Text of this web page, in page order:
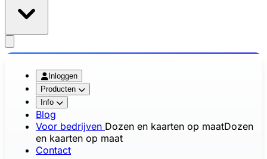
Inloggen
Producten
Info
Blog
Voor bedrijven Dozen en kaarten op maatDozen
en kaarten op maat
Contact